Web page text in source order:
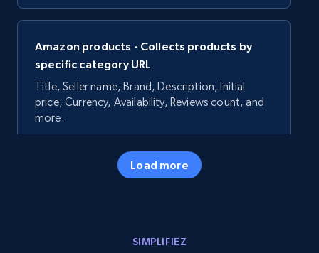
Amazon products - Collects products by
specific category URL
Title, Seller name, Brand, Description, Initial
price, Currency, Availability, Reviews count, and
more.
5.7K+ Commencer
Load more
SIMPLIFIEZ